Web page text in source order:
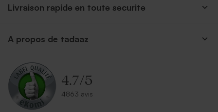
Enveloppe papier kraft
Livraison rapide en toute securite
A propos de tadaaz
4.7/5
4863 avis